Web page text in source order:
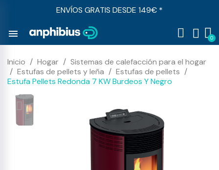
ENVÍOS GRATIS DESDE 149€ *
menu
Inicio Hogar
Sistemas de calefacción para el hogar
Estufas de pellets y leña
Estufas de pellets
Estufa Pellets Redonda 7 KW Burdeos Y Negro